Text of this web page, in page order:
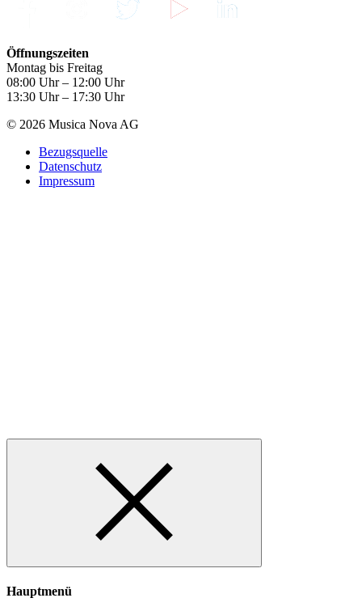
Öffnungszeiten
Montag bis Freitag
08:00 Uhr – 12:00 Uhr
13:30 Uhr – 17:30 Uhr
© 2026 Musica Nova AG
Bezugsquelle
Datenschutz
Impressum
Hauptmenü